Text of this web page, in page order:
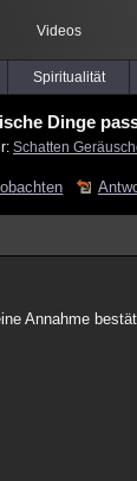
Videos
Spiritualität
Dinge
Schatten
Annahme